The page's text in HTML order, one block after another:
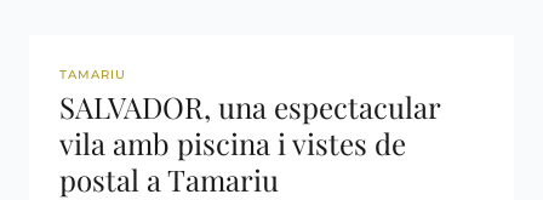
REF: 3030
TAMARIU
SALVADOR, una espectacular
vila amb piscina i vistes de
postal a Tamariu